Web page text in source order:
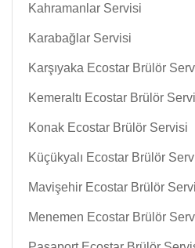
Kahramanlar Servisi
Karabağlar Servisi
Karşıyaka Ecostar Brülör
Kemeraltı Ecostar Brülör
Konak Ecostar Brülör Servisi
Küçükyalı Ecostar Brülör
Mavişehir Ecostar Brülör
Menemen Ecostar Brülör